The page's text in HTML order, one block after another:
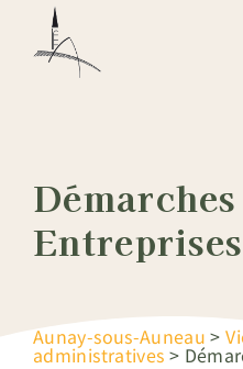
Démarches
Entreprises
Aunay-sous-Auneau >
administratives >